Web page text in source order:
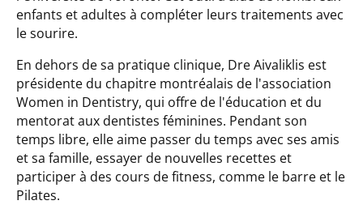
enfants et adultes à compléter leurs traitements avec
le sourire.
En dehors de sa pratique clinique, Dre Aivaliklis est
présidente du chapitre montréalais de l'association
Women in Dentistry, qui offre de l'éducation et du
mentorat aux dentistes féminines. Pendant son
temps libre, elle aime passer du temps avec ses amis
et sa famille, essayer de nouvelles recettes et
participer à des cours de fitness, comme le barre et le
Pilates.